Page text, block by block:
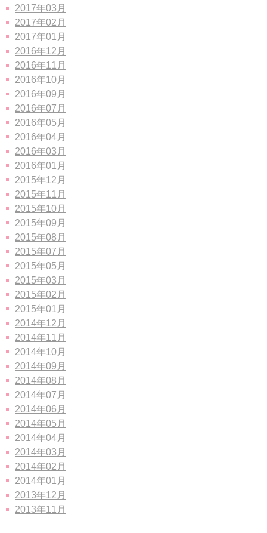
2017年03月
2017年02月
2017年01月
2016年12月
2016年11月
2016年10月
2016年09月
2016年07月
2016年05月
2016年04月
2016年03月
2016年01月
2015年12月
2015年11月
2015年10月
2015年09月
2015年08月
2015年07月
2015年05月
2015年03月
2015年02月
2015年01月
2014年12月
2014年11月
2014年10月
2014年09月
2014年08月
2014年07月
2014年06月
2014年05月
2014年04月
2014年03月
2014年02月
2014年01月
2013年12月
2013年11月